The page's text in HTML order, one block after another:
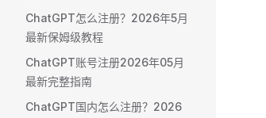
ChatGPT怎么注册？2026年5月
最新保姆级教程
ChatGPT账号注册2026年05月
最新完整指南
ChatGPT国内怎么注册？2026